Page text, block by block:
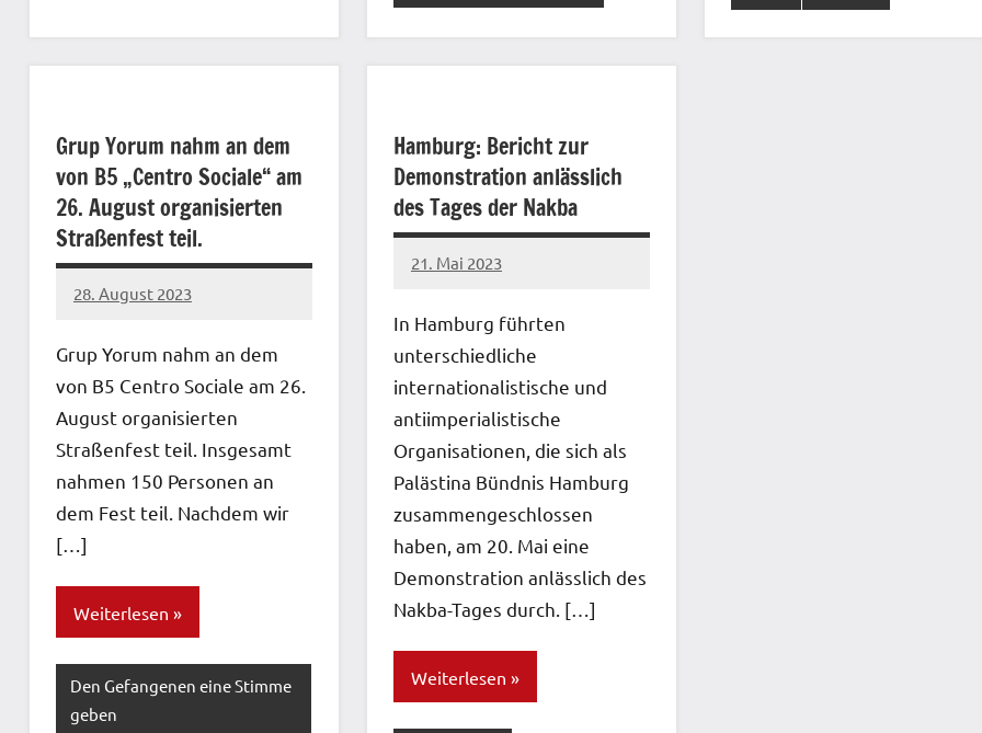
Grup Yorum nahm an dem
von B5 „Centro Sociale“ am
26. August organisierten
Straßenfest teil.
28. August 2023
network
Grup Yorum nahm an dem
von B5 Centro Sociale am 26.
August organisierten
Straßenfest teil. Insgesamt
nahmen 150 Personen an
dem Fest teil. Nachdem wir
[…]
Weiterlesen
Den Gefangenen eine Stimme
geben
Hamburg: Bericht zur
Demonstration anlässlich
des Tages der Nakba
21. Mai 2023
network
In Hamburg führten
unterschiedliche
internationalistische und
antiimperialistische
Organisationen, die sich als
Palästina Bündnis Hamburg
zusammengeschlossen
haben, am 20. Mai eine
Demonstration anlässlich des
Nakba-Tages durch. […]
Weiterlesen